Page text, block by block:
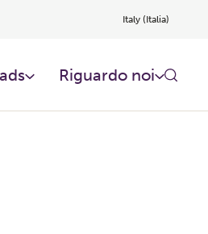
Italy (Italia)
Riguardo noi​